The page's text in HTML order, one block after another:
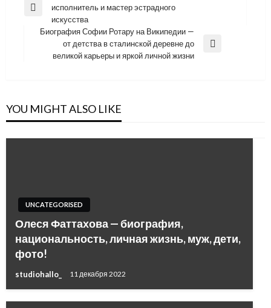
по
записям
Previous
исполнитель и мастер эстрадного
искусства
Биография Софии Ротару на Википедии —
от детства в сталинской деревне до
великой карьеры и яркой личной жизни
YOU MIGHT ALSO LIKE
UNCATEGORISED
Олеся Фаттахова — биография,
национальность, личная жизнь, муж, дети,
фото!
studiohallo_ 11 декабря 2022